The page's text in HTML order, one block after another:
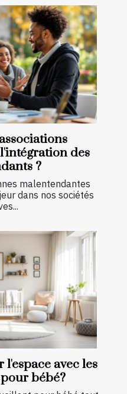
des
?
malentendantes
dans nos sociétés
avec les
bébé?